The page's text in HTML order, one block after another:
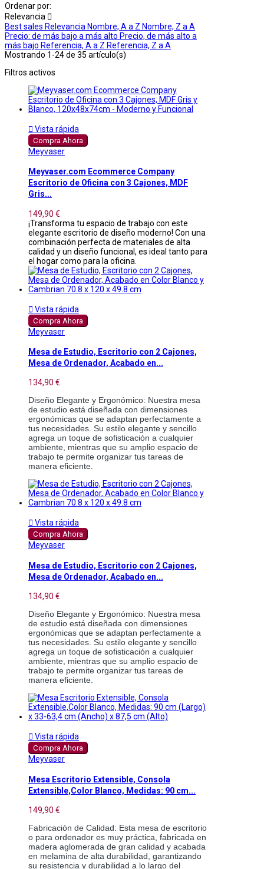
Ordenar por:
Relevancia 
Best sales Relevancia Nombre, A a Z Nombre, Z a A
Precio: de más bajo a más alto Precio, de más alto a
más bajo Referencia, A a Z Referencia, Z a A
Mostrando 1-24 de 35 artículo(s)
Filtros activos
 Vista rápida
Compra Ahora
Meyvaser
Meyvaser.com Ecommerce Company
Escritorio de Oficina con 3 Cajones, MDF
Gris...
149,90 €
¡Transforma tu espacio de trabajo con este
elegante escritorio de diseño moderno! Con una
combinación perfecta de materiales de alta
calidad y un diseño funcional, es ideal tanto para
el hogar como para la oficina.
 Vista rápida
Compra Ahora
Meyvaser
Mesa de Estudio, Escritorio con 2 Cajones,
Mesa de Ordenador, Acabado en...
134,90 €
Diseño Elegante y Ergonómico: Nuestra mesa
de estudio está diseñada con dimensiones
ergonómicas que se adaptan perfectamente a
tus necesidades. Su estilo elegante y sencillo
agrega un toque de sofisticación a cualquier
ambiente, mientras que su amplio espacio de
trabajo te permite organizar tus tareas de
manera eficiente.
 Vista rápida
Compra Ahora
Meyvaser
Mesa de Estudio, Escritorio con 2 Cajones,
Mesa de Ordenador, Acabado en...
134,90 €
Diseño Elegante y Ergonómico: Nuestra mesa
de estudio está diseñada con dimensiones
ergonómicas que se adaptan perfectamente a
tus necesidades. Su estilo elegante y sencillo
agrega un toque de sofisticación a cualquier
ambiente, mientras que su amplio espacio de
trabajo te permite organizar tus tareas de
manera eficiente.
 Vista rápida
Compra Ahora
Meyvaser
Mesa Escritorio Extensible, Consola
Extensible,Color Blanco, Medidas: 90 cm...
149,90 €
Fabricación de Calidad: Esta mesa de escritorio
o para ordenador es muy práctica, fabricada en
madera aglomerada de gran calidad y acabada
en melamina de alta durabilidad, garantizando
su resistencia y durabilidad a lo largo del